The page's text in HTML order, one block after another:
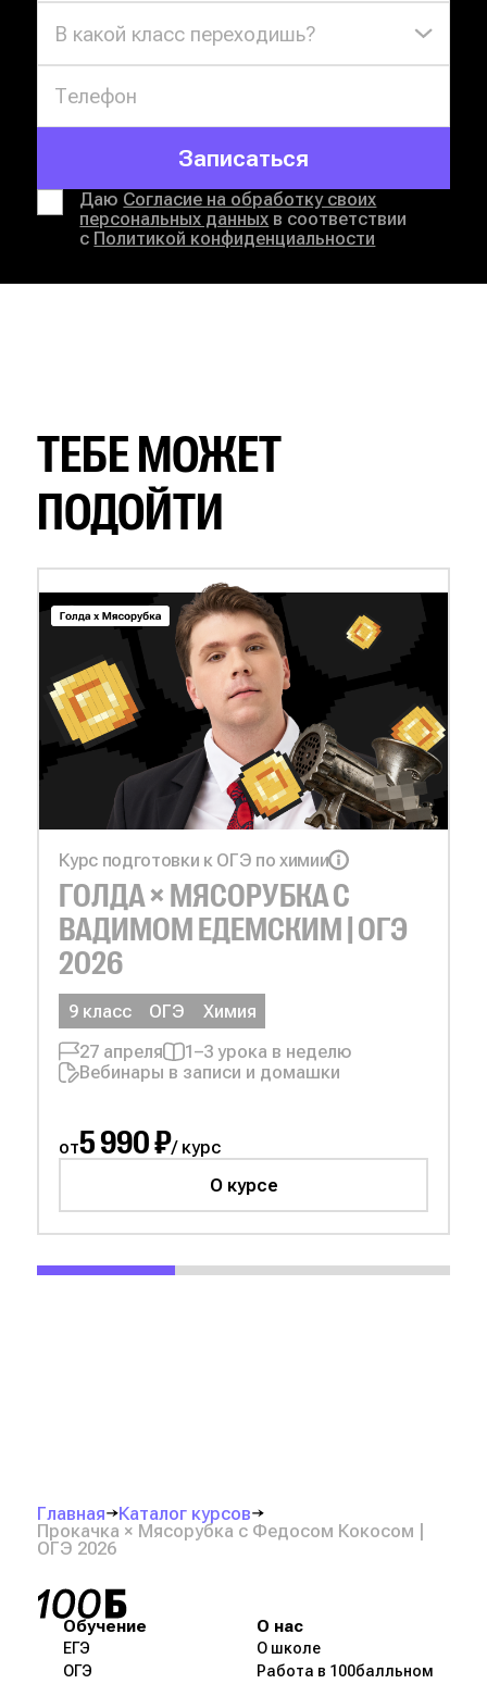
В какой класс переходишь?
Записаться
Даю Согласие на обработку своих
персональных данных в соответствии
с Политикой конфиденциальности
ТЕБЕ МОЖЕТ
ПОДОЙТИ
Курс подготовки к ОГЭ по химии
ГОЛДА × МЯСОРУБКА С
ВАДИМОМ ЕДЕМСКИМ | ОГЭ
2026
9 класс ОГЭ
Химия
27 апреля
1–3 урока в неделю
Вебинары в записи и домашки
от5 990 ₽/ курс
О курсе
Главная
Каталог курсов
Прокачка × Мясорубка с Федосом Кокосом |
ОГЭ 2026
Обучение
ЕГЭ
ОГЭ
О нас
О школе
Работа в 100балльном